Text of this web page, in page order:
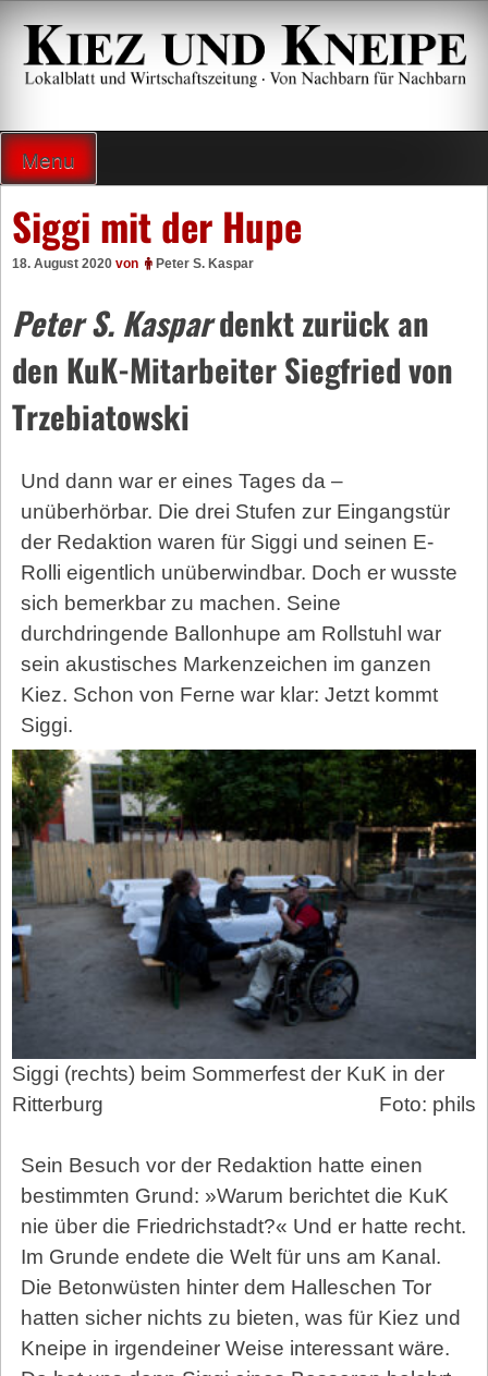
Zum
Inhalt
springen
Menu
Siggi mit der Hupe
18. August 2020 von Peter S. Kaspar
Peter S. Kaspardenkt zurück an
den KuK-Mitarbeiter Siegfried von
Trzebiatowski
Und dann war er eines Tages da –
unüberhörbar. Die drei Stufen zur Eingangstür
der Redaktion waren für Siggi und seinen E-
Rolli eigentlich unüberwindbar. Doch er wusste
sich bemerkbar zu machen. Seine
durchdringende Ballonhupe am Rollstuhl war
sein akustisches Markenzeichen im ganzen
Kiez. Schon von Ferne war klar: Jetzt kommt
Siggi.
Siggi (rechts) beim Sommerfest der KuK in der
Ritterburg
Foto: phils
Sein Besuch vor der Redaktion hatte einen
bestimmten Grund: »Warum berichtet die KuK
nie über die Friedrichstadt?« Und er hatte recht.
Im Grunde endete die Welt für uns am Kanal.
Die Betonwüsten hinter dem Halleschen Tor
hatten sicher nichts zu bieten, was für Kiez und
Kneipe in irgendeiner Weise interessant wäre.